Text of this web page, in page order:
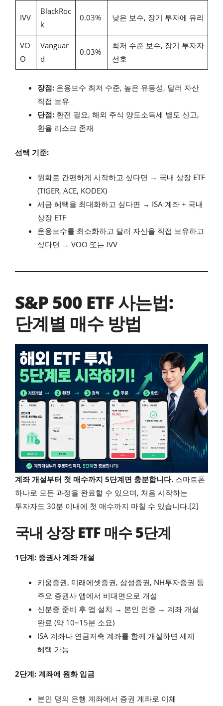
IVV
BlackRoc
k
0.03% 낮은 보수, 장기 투자에 유리
VO
O
Vanguar
d
0.03%
최저 수준 보수, 장기 투자자
선호
장점: 운용보수 최저 수준, 높은 유동성, 달러 자산
직접 보유
단점: 환전 필요, 해외 주식 양도소득세 별도 신고,
환율 리스크 존재
선택 기준:
원화로 간편하게 시작하고 싶다면 → 국내 상장 ETF
(TIGER, ACE, KODEX)
세금 혜택을 최대화하고 싶다면 → ISA 계좌 + 국내
상장 ETF
운용보수를 최소화하고 달러 자산을 직접 보유하고
싶다면 → VOO 또는 IVV
S&P 500 ETF 사는법:
단계별 매수 방법
계좌 개설부터 첫 매수까지 5단계면 충분합니다. 스마트폰
하나로 모든 과정을 완료할 수 있으며, 처음 시작하는
투자자도 30분 이내에 첫 매수까지 마칠 수 있습니다.[2]
국내 상장 ETF 매수 5단계
1단계: 증권사 계좌 개설
키움증권, 미래에셋증권, 삼성증권, NH투자증권 등
주요 증권사 앱에서 비대면으로 개설
신분증 준비 후 앱 설치 → 본인 인증 → 계좌 개설
완료 (약 10~15분 소요)
ISA 계좌나 연금저축 계좌를 함께 개설하면 세제
혜택 가능
2단계: 계좌에 원화 입금
본인 명의 은행 계좌에서 증권 계좌로 이체